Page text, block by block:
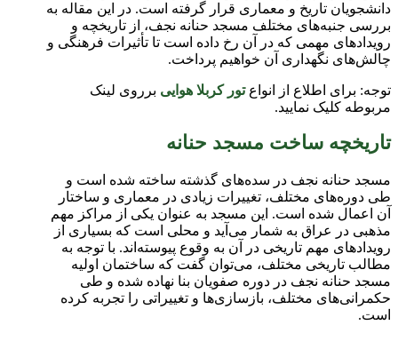
دانشجویان تاریخ و معماری قرار گرفته است. در این مقاله به
بررسی جنبه‌های مختلف مسجد حنانه نجف، از تاریخچه و
رویدادهای مهمی که در آن رخ داده است تا تأثیرات فرهنگی و
چالش‌های نگهداری آن خواهیم پرداخت.
توجه: برای اطلاع از انواعتور کربلا هوایی برروی لینک
مربوطه کلیک نمایید.
تاریخچه ساخت مسجد حنانه
مسجد حنانه نجف در سده‌های گذشته ساخته شده است و
طی دوره‌های مختلف، تغییرات زیادی در معماری و ساختار
آن اعمال شده است. این مسجد به عنوان یکی از مراکز مهم
مذهبی در عراق به شمار می‌آید و محلی است که بسیاری از
رویدادهای مهم تاریخی در آن به وقوع پیوسته‌اند. با توجه به
مطالب تاریخی مختلف، می‌توان گفت که ساختمان اولیه
مسجد حنانه نجف در دوره صفویان بنا نهاده شده و طی
حکمرانی‌های مختلف، بازسازی‌ها و تغییراتی را تجربه کرده
است.